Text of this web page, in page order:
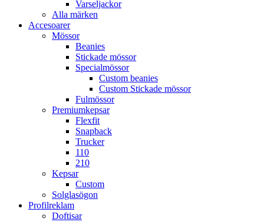
Varseljackor
Alla märken
Accesoarer
Mössor
Beanies
Stickade mössor
Specialmössor
Custom beanies
Custom Stickade mössor
Fulmössor
Premiumkepsar
Flexfit
Snapback
Trucker
110
210
Kepsar
Custom
Solglasögon
Profilreklam
Doftisar